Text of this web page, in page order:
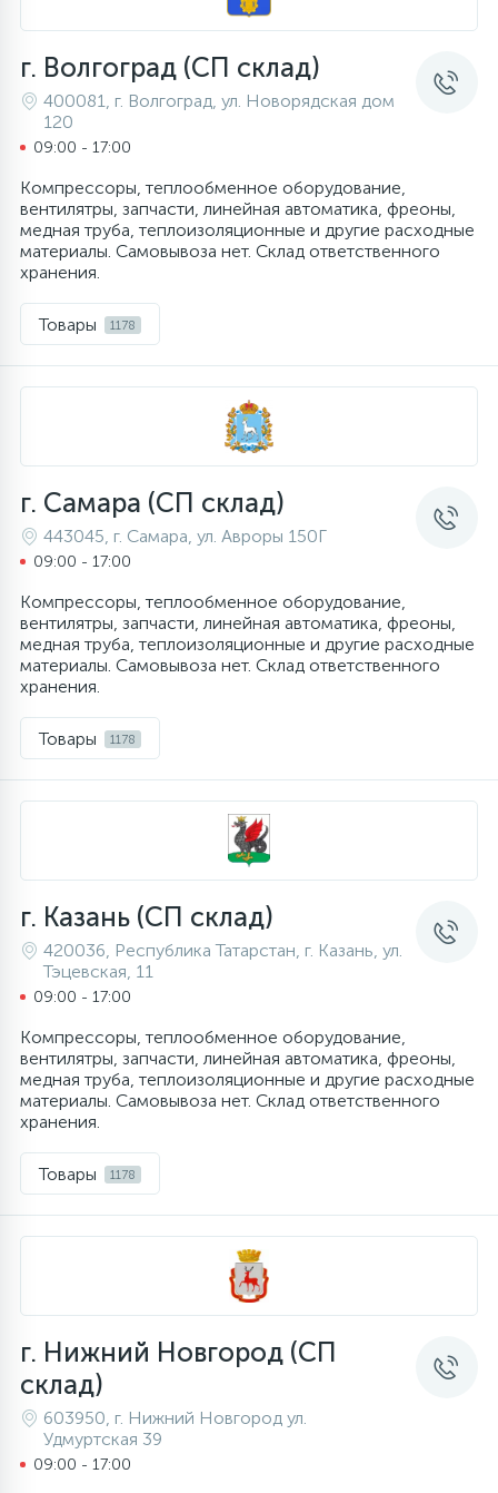
г. Волгоград (СП склад)
400081, г. Волгоград, ул. Новорядская дом
120
09:00 - 17:00
Компрессоры, теплообменное оборудование,
вентилятры, запчасти, линейная автоматика, фреоны,
медная труба, теплоизоляционные и другие расходные
материалы. Самовывоза нет. Склад ответственного
хранения.
Товары 1178
г. Самара (СП склад)
443045, г. Самара, ул. Авроры 150Г
09:00 - 17:00
Компрессоры, теплообменное оборудование,
вентилятры, запчасти, линейная автоматика, фреоны,
медная труба, теплоизоляционные и другие расходные
материалы. Самовывоза нет. Склад ответственного
хранения.
Товары 1178
г. Казань (СП склад)
420036, Республика Татарстан, г. Казань, ул.
Тэцевская, 11
09:00 - 17:00
Компрессоры, теплообменное оборудование,
вентилятры, запчасти, линейная автоматика, фреоны,
медная труба, теплоизоляционные и другие расходные
материалы. Самовывоза нет. Склад ответственного
хранения.
Товары 1178
г. Нижний Новгород (СП
склад)
603950, г. Нижний Новгород ул.
Удмуртская 39
09:00 - 17:00